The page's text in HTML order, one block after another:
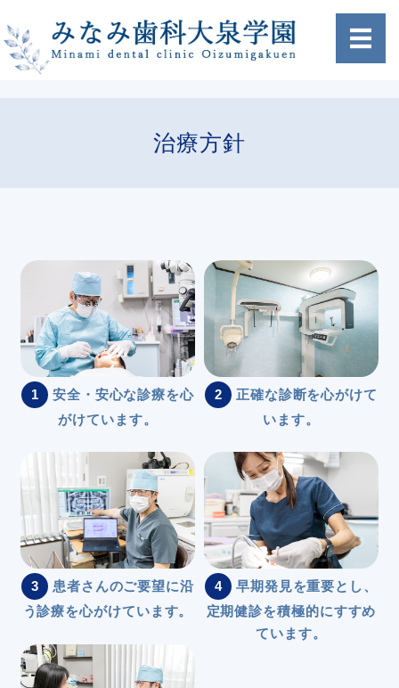
治療方針
1
安全・安心な診療を心
がけています。
2
正確な診断を心がけて
います。
3
患者さんのご要望に沿
う診療を心がけています。
4
早期発見を重要とし、
定期健診を積極的にすすめ
ています。